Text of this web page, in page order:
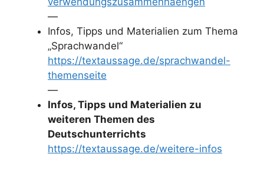
—
Infos, Tipps und Materialien zum Thema
„Sprachwandel“
https://textaussage.de/sprachwandel-
themenseite
—
Infos, Tipps und Materialien zu
weiteren Themen des
Deutschunterrichts
https://textaussage.de/weitere-infos